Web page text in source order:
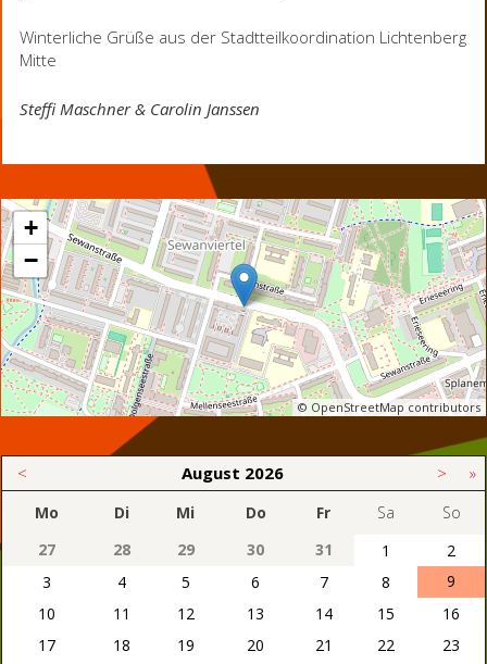
Winterliche Grüße aus der Stadtteilkoordination Lichtenberg
Mitte
Steffi Maschner & Carolin Janssen
+
−
© OpenStreetMap contributors
< August 2026 > »
Mo Di Mi Do Fr Sa
So
27
28 29 30 31 1
2
3
4 5 6 7 8
9
10
11 12 13 14 15
16
17
18 19 20 21 22
23